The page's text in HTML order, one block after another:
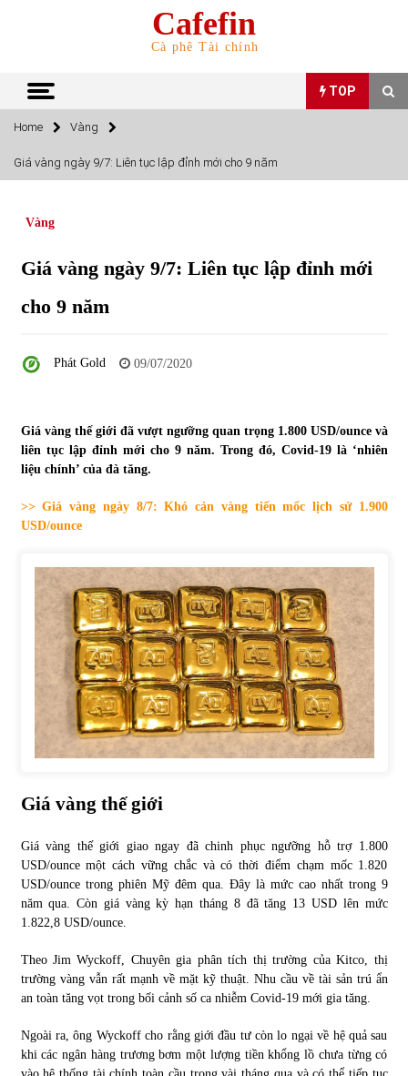
Cafefin
Cà phê Tài chính
TOP
TOP
Top 10 mặt hàng Việt Nam nhập khẩu nhiều nhất tháng
Top 10 mặt hàng Việt Nam xuất khẩu nhiều nhất tháng
Tự doanh ngày 3.6.2022: CTCK mua ròng 28,7 tỷ đồng
Bất ổn từ các cuộc đấu giá đất ở Thanh Hoá
31/05/2022
Tiền gửi vào ngân hàng tiếp tục tăng mạnh
31/05/2022
31/05/2022
Chứng khoán ngày 30/5/2022: Top 10 cổ phiếu nổi bật
31/05/2022
vốn hóa
09/11/2021
13/10/2021
Home Vàng
Giá vàng ngày 9/7: Liên tục lập đỉnh mới cho 9 năm
Vàng
Giá vàng ngày 9/7: Liên tục lập đỉnh mới
cho 9 năm
Phát Gold 09/07/2020
Giá vàng thế giới đã vượt ngưỡng quan trọng 1.800 USD/ounce và
liên tục lập đỉnh mới cho 9 năm. Trong đó, Covid-19 là ‘nhiên
liệu chính’ của đà tăng.
>> Giá vàng ngày 8/7: Khó cản vàng tiến mốc lịch sử 1.900
USD/ounce
Giá vàng thế giới
Giá vàng thế giới giao ngay đã chinh phục ngưỡng hỗ trợ 1.800
USD/ounce một cách vững chắc và có thời điểm chạm mốc 1.820
USD/ounce trong phiên Mỹ đêm qua. Đây là mức cao nhất trong 9
năm qua. Còn giá vàng kỳ hạn tháng 8 đã tăng 13 USD lên mức
1.822,8 USD/ounce.
Theo Jim Wyckoff, Chuyên gia phân tích thị trường của Kitco, thị
trường vàng vẫn rất mạnh về mặt kỹ thuật. Nhu cầu về tài sản trú ẩn
an toàn tăng vọt trong bối cảnh số ca nhiễm Covid-19 mới gia tăng.
Ngoài ra, ông Wyckoff cho rằng giới đầu tư còn lo ngại về hệ quả sau
khi các ngân hàng trương bơm một lượng tiền khổng lồ chưa từng có